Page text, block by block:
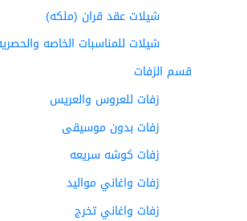
شيلات عقد قران (ملكه)
شيلات للمناسبات الخاصه والحصريه
قسم الزفات
زفات للعروس والعريس
زفات بدون موسيقى
زفات كوشه سريعه
زفات واغاني مواليد
زفات واغاني تخرج